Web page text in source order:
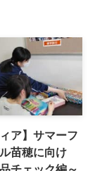
ア】サマーフ
苗穂に向け